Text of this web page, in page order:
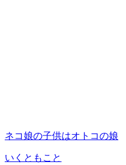
ネコ娘の子供はオトコの娘
いくともこと